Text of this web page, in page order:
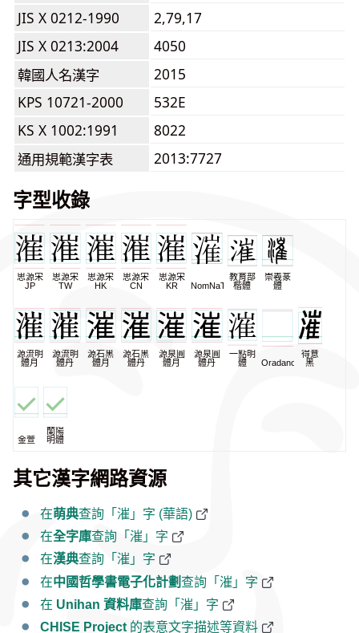
JIS X 0212-1990
2,79,17
JIS X 0213:2004
4050
韓國人名漢字
2015
KPS 10721-2000
532E
KS X 1002:1991
8022
通用規範漢字表
2013:7727
字型收錄
思源宋
JP
思源宋
TW
思源宋
HK
思源宋
CN
思源宋
KR
NomNaTong
教育部
楷體
崇羲篆
體
源流明
體月
源流明
體丹
源石黑
體月
源石黑
體丹
源泉圓
體月
源泉圓
體丹
一點明
體
Oradano
得意
黑
金萱
蘭陽
明體
其它漢字網路資源
在萌典查詢「漼」字 (華語)
在全字庫查詢「漼」字
在漢典查詢「漼」字
在中國哲學書電子化計劃查詢「漼」字
在 Unihan 資料庫查詢「漼」字
CHISE Project 的表意文字描述等資料